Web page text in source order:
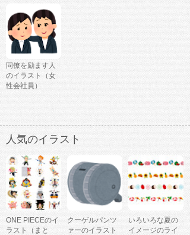
同僚を励ます人
のイラスト（女
性会社員）
人気のイラスト
ONE PIECEのイ
ラスト（まと
クーゲルパンツ
ァーのイラスト
いろいろな夏の
イメージのライ